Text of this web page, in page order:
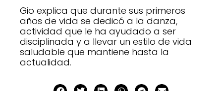
Gio explica que durante sus primeros
años de vida se dedicó a la danza,
actividad que le ha ayudado a ser
disciplinada y a llevar un estilo de vida
saludable que mantiene hasta la
actualidad.